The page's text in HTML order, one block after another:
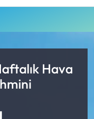
Hava
Fikstür